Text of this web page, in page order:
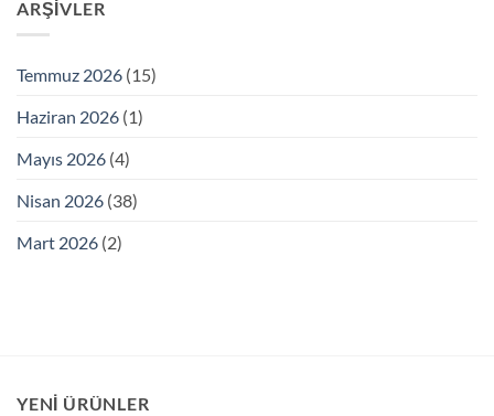
ARŞIVLER
Temmuz 2026 (15)
Haziran 2026 (1)
Mayıs 2026 (4)
Nisan 2026 (38)
Mart 2026 (2)
YENI ÜRÜNLER